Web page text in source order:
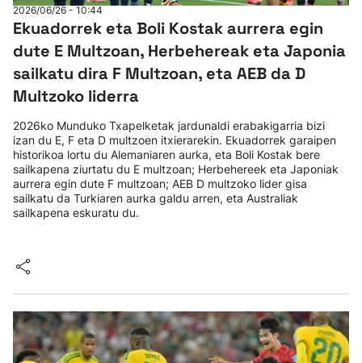
2026/06/26 - 10:44
Ekuadorrek eta Boli Kostak aurrera egin
dute E Multzoan, Herbehereak eta Japonia
sailkatu dira F Multzoan, eta AEB da D
Multzoko liderra
2026ko Munduko Txapelketak jardunaldi erabakigarria bizi
izan du E, F eta D multzoen itxierarekin. Ekuadorrek garaipen
historikoa lortu du Alemaniaren aurka, eta Boli Kostak bere
sailkapena ziurtatu du E multzoan; Herbehereek eta Japoniak
aurrera egin dute F multzoan; AEB D multzoko lider gisa
sailkatu da Turkiaren aurka galdu arren, eta Australiak
sailkapena eskuratu du.